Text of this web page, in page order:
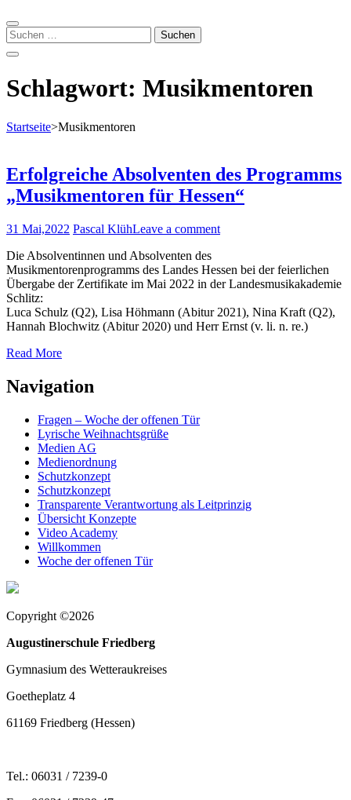
Suchen
nach:
Schlagwort: Musikmentoren
Startseite>Musikmentoren
Erfolgreiche Absolventen des Programms
„Musikmentoren für Hessen“
31 Mai,2022 Pascal KlühLeave a comment
Die Absolventinnen und Absolventen des
Musikmentorenprogramms des Landes Hessen bei der feierlichen
Übergabe der Zertifikate im Mai 2022 in der Landesmusikakademie
Schlitz:
Luca Schulz (Q2), Lisa Höhmann (Abitur 2021), Nina Kraft (Q2),
Hannah Blochwitz (Abitur 2020) und Herr Ernst (v. li. n. re.)
Read More
Navigation
Fragen – Woche der offenen Tür
Lyrische Weihnachtsgrüße
Medien AG
Medienordnung
Schutzkonzept
Schutzkonzept
Transparente Verantwortung als Leitprinzig
Übersicht Konzepte
Video Academy
Willkommen
Woche der offenen Tür
Copyright ©2026
Augustinerschule Friedberg
Gymnasium des Wetteraukreises
Goetheplatz 4
61169 Friedberg (Hessen)
Tel.: 06031 / 7239-0